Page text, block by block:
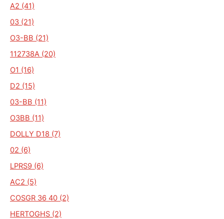
A2 (41)
03 (21)
O3-BB (21)
112738A (20)
O1 (16)
D2 (15)
03-BB (11)
O3BB (11)
DOLLY D18 (7)
02 (6)
LPRS9 (6)
AC2 (5)
COSGR 36 40 (2)
HERTOGHS (2)